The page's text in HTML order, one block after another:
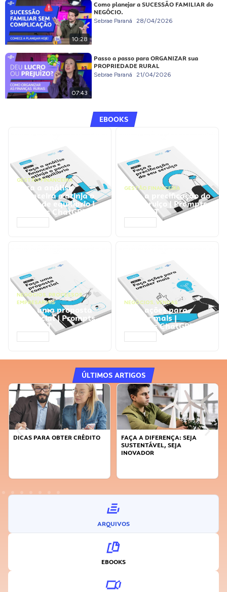
10:28
Como planejar a SUCESSÃO FAMILIAR do
NEGÓCIO.
Sebrae Paraná 28/04/2026
07:43
Passo a passo para ORGANIZAR sua
PROPRIEDADE RURAL
Sebrae Paraná 21/04/2026
EBOOKS
GESTÃO FINANCEIRA
Faça a análise
financeira e atinja o
ponto de equilíbrio |
Prompts ChatGPT
GESTÃO FINANCEIRA
Faça a precificação do
seu serviço | Prompts
ChatGPT
NEGÓCIOS, PROCESSOS
EMPRESARIAIS
Faça uma proposta
comercial | Prompts
ChatGPT
NEGÓCIOS, VENDAS
Faça ações para
vender mais |
Prompts ChatGPT
ÚLTIMOS ARTIGOS
DICAS PARA OBTER CRÉDITO
FAÇA A DIFERENÇA: SEJA
SUSTENTÁVEL, SEJA
INOVADOR
ARQUIVOS
EBOOKS